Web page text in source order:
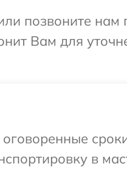
позвоните нам
Вам для
в